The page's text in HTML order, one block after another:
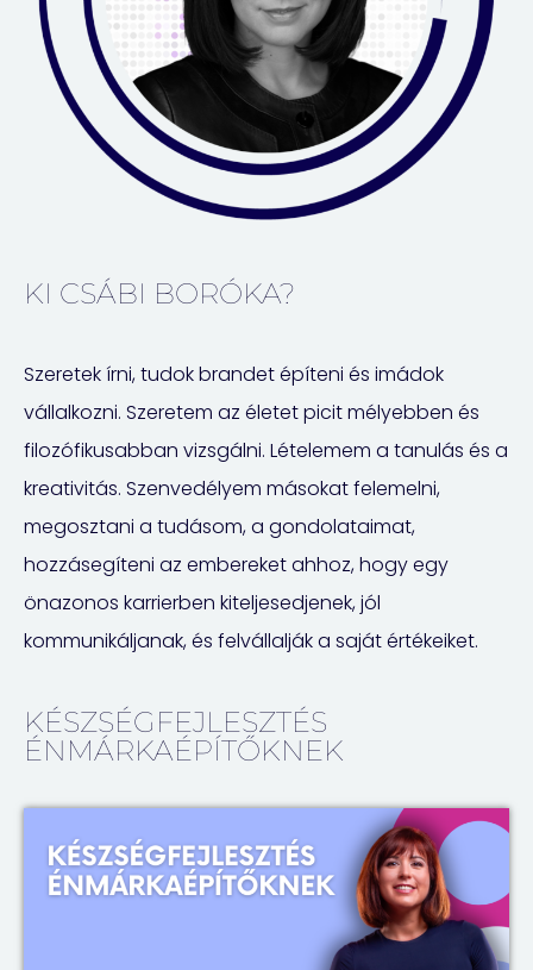
KI CSÁBI BORÓKA?
Szeretek írni, tudok brandet építeni és imádok
vállalkozni. Szeretem az életet picit mélyebben és
filozófikusabban vizsgálni. Lételemem a tanulás és a
kreativitás. Szenvedélyem másokat felemelni,
megosztani a tudásom, a gondolataimat,
hozzásegíteni az embereket ahhoz, hogy egy
önazonos karrierben kiteljesedjenek, jól
kommunikáljanak, és felvállalják a saját értékeiket.
KÉSZSÉGFEJLESZTÉS
ÉNMÁRKAÉPÍTŐKNEK